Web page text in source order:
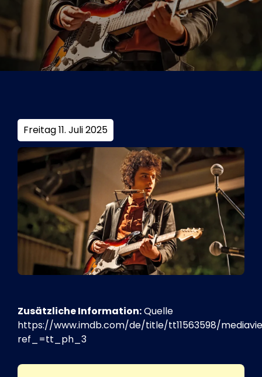
Kurier Romy 2026
Freitag 11. Juli 2025
Zusätzliche Information:Quelle
https://www.imdb.com/de/title/tt11563598/
ref_=tt_ph_3